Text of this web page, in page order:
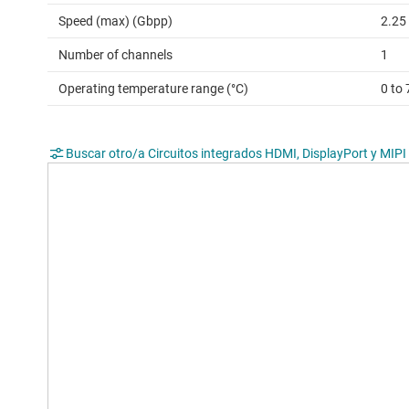
Speed (max) (Gbpp) 2.25
Number of channels 1
Operating temperature range (°C) 0 to
Buscar otro/a Circuitos integrados HDMI, DisplayPort y MIPI